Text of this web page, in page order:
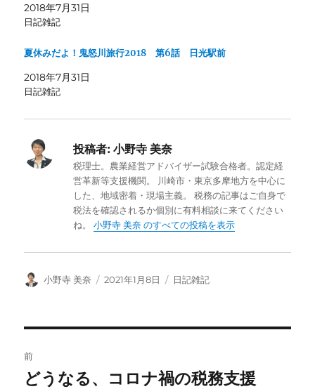
2018年7月31日
日記雑記
夏休みだよ！鬼怒川旅行2018 第6話 日光駅前
2018年7月31日
日記雑記
投稿者: 小野寺 美奈
税理士。農業経営アドバイザー試験合格者。認定経
営革新等支援機関。 川崎市・東京多摩地方を中心に
した、地域密着・現場主義。 税務の記事はご自身で
税法を確認されるか個別に有料相談に来てください
ね。小野寺 美奈 のすべての投稿を表示
投
小野寺 美奈
投
2021年1月8日
カ
日記雑記
稿
前
前
どうなる、コロナ禍の税務支援